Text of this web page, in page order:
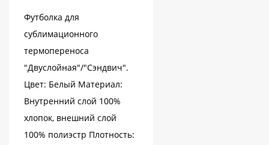
Футболка для
сублимационного
термопереноса
"Двуслойная"/"Сэндвич".
Цвет: Белый Материал:
Внутренний слой 100%
хлопок, внешний слой
100% полиэстр Плотность: